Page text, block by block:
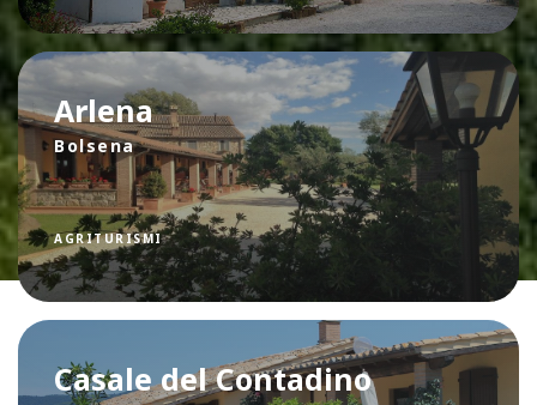
Arlena
Bolsena
AGRITURISMI
Casale del Contadino